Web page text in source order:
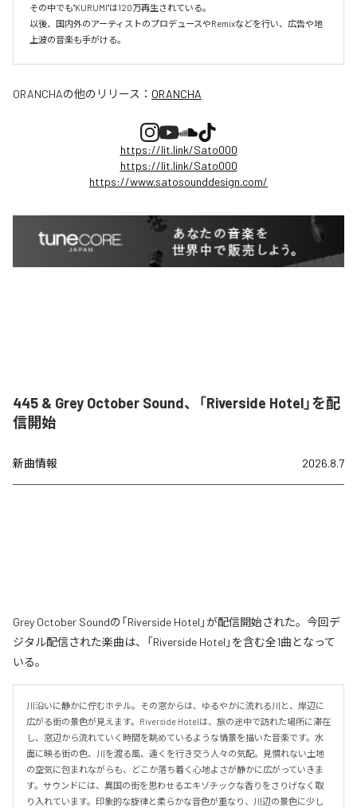
その中でも"KURUMI"は120万再生されている。
以後、国内外のアーティストのプロデュースやRemixなどを行い、広告や地
上波の音楽も手がける。
ORANCHAの他のリリース： ORANCHA
https://lit.link/Sato000
https://lit.link/Sato000
https://www.satosounddesign.com/
445 & Grey October Sound、「Riverside Hotel」を配
信開始
新曲情報 2026.8.7
Grey October Soundの「Riverside Hotel」が配信開始された。今回デ
ジタル配信された楽曲は、「Riverside Hotel」を含む全1曲となって
いる。
川沿いに静かに佇むホテル。その窓からは、ゆるやかに流れる川と、岸辺に
広がる街の景色が見えます。Riverside Hotelは、旅の途中で訪れた場所に滞在
し、窓辺から流れていく時間を眺めているような情景を描いた音楽です。水
面に映る街の色、川を渡る風、遠くを行き交う人々の気配。見慣れない土地
の空気に包まれながらも、どこか落ち着く心地よさが静かに広がっていきま
す。サウンドには、異国の街を思わせるエキゾチックな香りをさりげなく取
り入れています。印象的な旋律と柔らかな音色が重なり、川辺の景色に少し